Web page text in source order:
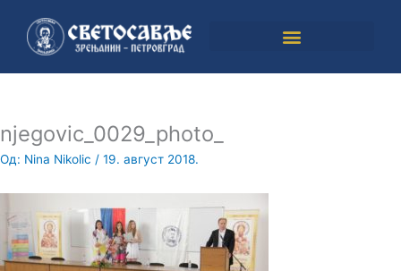
садржај
njegovic_0029_photo_
Од: Nina Nikolic / 19. август 2018.